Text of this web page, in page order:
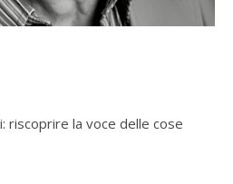
riscoprire la voce delle cose